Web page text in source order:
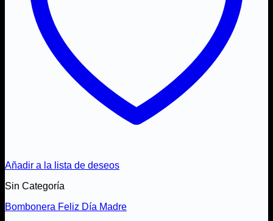
Añadir a la lista de deseos
Sin Categoría
Bombonera Feliz Día Madre